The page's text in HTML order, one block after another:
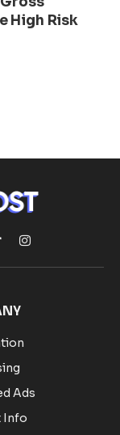
High Risk
Instagram
Ads
Info